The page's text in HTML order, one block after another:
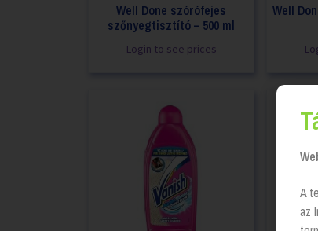
Well Done szórófejes
szőnyegtisztító – 500 ml
Login to see prices
Well
A
az